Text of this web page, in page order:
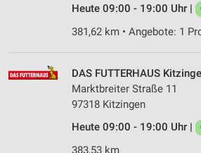
Heute 09:00 - 19:00 Uhr |
381,62 km • Angebote: 1
DAS FUTTERHAUS
Marktbreiter Straße 11
97318 Kitzingen
Heute 09:00 - 19:00 Uhr |
383,53 km